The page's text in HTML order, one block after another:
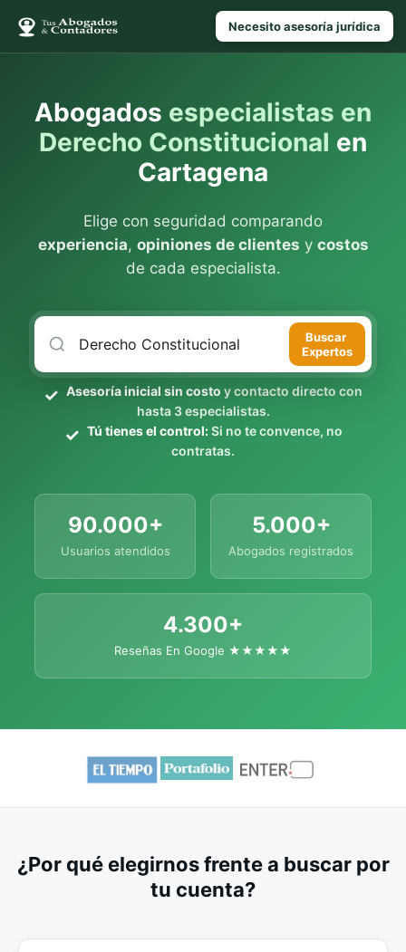
Necesito asesoría jurídica
Abogados especialistas en
Derecho Constitucional en
Cartagena
Elige con seguridad comparando
experiencia, opiniones de clientes y costos
de cada especialista.
Buscar
Expertos
Asesoría inicial sin costo y contacto directo con
hasta 3 especialistas.
Tú tienes el control:Si no te convence, no
contratas.
90.000+
Usuarios atendidos
5.000+
Abogados registrados
4.300+
Reseñas En Google ★★★★★
¿Por qué elegirnos frente a buscar por
tu cuenta?